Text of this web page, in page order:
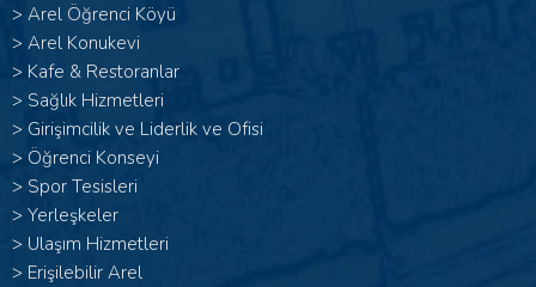
> Arel Öğrenci Köyü
> Arel Konukevi
> Kafe & Restoranlar
> Sağlık Hizmetleri
> Girişimcilik ve Liderlik ve Ofisi
> Öğrenci Konseyi
> Spor Tesisleri
> Yerleşkeler
> Ulaşım Hizmetleri
> Erişilebilir Arel